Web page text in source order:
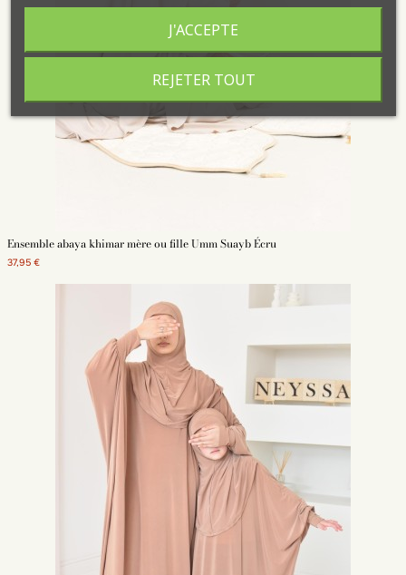
Ensemble abaya khimar mère ou fille Umm Suayb Écru
37,95 €
REJETER TOUT
J'ACCEPTE